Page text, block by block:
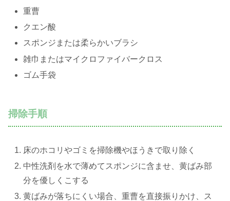
重曹
クエン酸
スポンジまたは柔らかいブラシ
雑巾またはマイクロファイバークロス
ゴム手袋
掃除手順
床のホコリやゴミを掃除機やほうきで取り除く
中性洗剤を水で薄めてスポンジに含ませ、黄ばみ部
分を優しくこする
黄ばみが落ちにくい場合、重曹を直接振りかけ、ス